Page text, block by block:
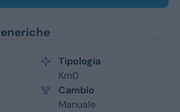
Renault
Opel
Vedi tutti i marchi
Tipologia
Km0
Cambio
Manuale